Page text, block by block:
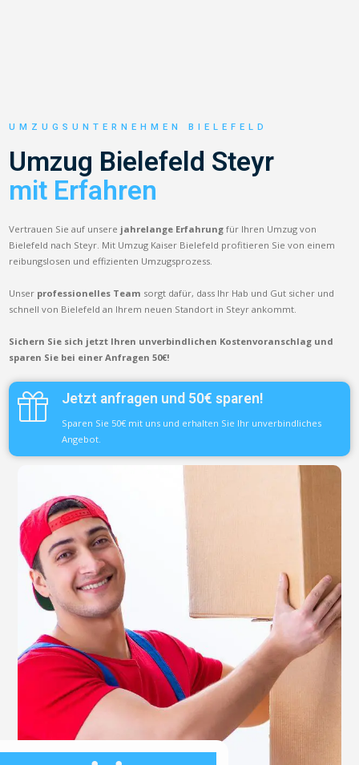
UMZUGSUNTERNEHMEN BIELEFELD
Umzug Bielefeld Steyr
mit Erfahren
Vertrauen Sie auf unsere jahrelange Erfahrung für Ihren Umzug von
Bielefeld nach Steyr. Mit Umzug Kaiser Bielefeld profitieren Sie von einem
reibungslosen und effizienten Umzugsprozess.
Unser professionelles Team sorgt dafür, dass Ihr Hab und Gut sicher und
schnell von Bielefeld an Ihrem neuen Standort in Steyr ankommt.
Sichern Sie sich jetzt Ihren unverbindlichen Kostenvoranschlag und
sparen Sie bei einer Anfragen 50€!
Jetzt anfragen und 50€ sparen!
Sparen Sie 50€ mit uns und erhalten Sie Ihr unverbindliches
Angebot.